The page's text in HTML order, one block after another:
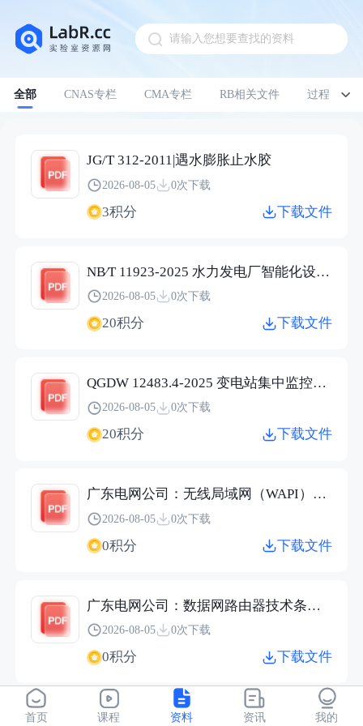
请输入您想要查找的资料
全部 CNAS专栏 CMA专栏 RB相关文件 过程管理
Pull down to refresh
JG/T 312-2011|遇水膨胀止水胶
2026-08-05 0次下载
3积分 下载文件
NB∕T 11923-2025 水力发电厂智能化设计导则（报批稿）.pdf
2026-08-05 0次下载
20积分 下载文件
QGDW 12483.4-2025 变电站集中监控系统 第4部分：基础平台.pdf
2026-08-05 0次下载
20积分 下载文件
广东电网公司：无线局域网（WAPI）设备技术条件书（2026）.pdf
2026-08-05 0次下载
0积分 下载文件
广东电网公司：数据网路由器技术条件书（2026）.pdf
2026-08-05 0次下载
0积分 下载文件
广东电网公司：数据网交换机技术条件书（2026）.pdf
首页 课程 资料 资讯 我的